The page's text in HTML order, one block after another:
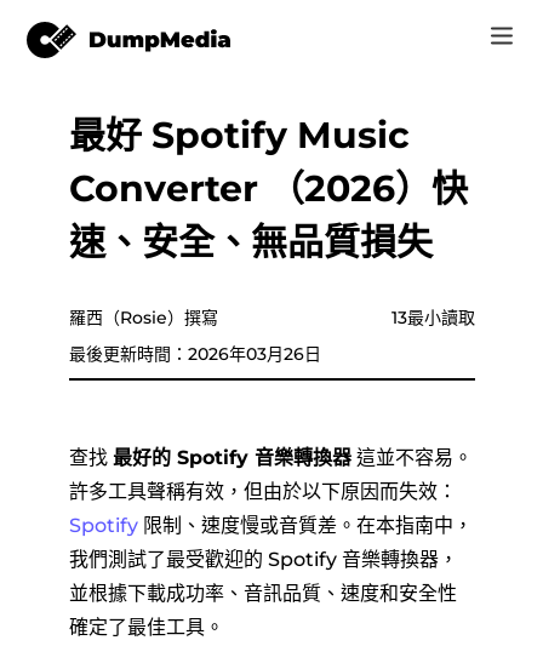
在線工具
Spotify 轉 mp3
YouTube 音樂 MP3
蘋果音樂 MP3
蘇諾至 MP3
登錄
注册账号
最好 Spotify Music
Converter （2026）快
速、安全、無品質損失
羅西（Rosie）撰寫
最後更新時間：2026年03月26日
13最小讀取
查找 最好的 Spotify 音樂轉換器這並不容易。
許多工具聲稱有效，但由於以下原因而失效：
Spotify限制、速度慢或音質差。在本指南中，
我們測試了最受歡迎的 Spotify 音樂轉換器，
並根據下載成功率、音訊品質、速度和安全性
確定了最佳工具。